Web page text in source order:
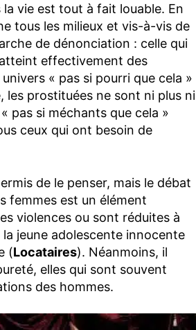
la vie est tout à fait louable. En
tous les milieux et vis-à-vis de
de dénonciation : celle qui
effectivement des
« pas si pourri que cela »
les prostituées ne sont ni plus ni
pas si méchants que cela »
ceux qui ont besoin de
de le penser, mais le débat
femmes est un élément
violences ou sont réduites à
la jeune adolescente innocente
(Locataires). Néanmoins, il
elles qui sont souvent
des hommes.